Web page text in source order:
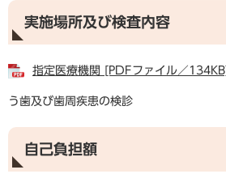
実施場所及び検査内容
指定医療機関 [PDFファイル／134KB]
う歯及び歯周疾患の検診
自己負担額